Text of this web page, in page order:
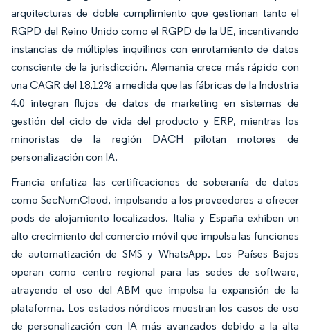
arquitecturas de doble cumplimiento que gestionan tanto el
RGPD del Reino Unido como el RGPD de la UE, incentivando
instancias de múltiples inquilinos con enrutamiento de datos
consciente de la jurisdicción. Alemania crece más rápido con
una CAGR del 18,12% a medida que las fábricas de la Industria
4.0 integran flujos de datos de marketing en sistemas de
gestión del ciclo de vida del producto y ERP, mientras los
minoristas de la región DACH pilotan motores de
personalización con IA.
Francia enfatiza las certificaciones de soberanía de datos
como SecNumCloud, impulsando a los proveedores a ofrecer
pods de alojamiento localizados. Italia y España exhiben un
alto crecimiento del comercio móvil que impulsa las funciones
de automatización de SMS y WhatsApp. Los Países Bajos
operan como centro regional para las sedes de software,
atrayendo el uso del ABM que impulsa la expansión de la
plataforma. Los estados nórdicos muestran los casos de uso
de personalización con IA más avanzados debido a la alta